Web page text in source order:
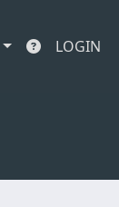
LOGIN